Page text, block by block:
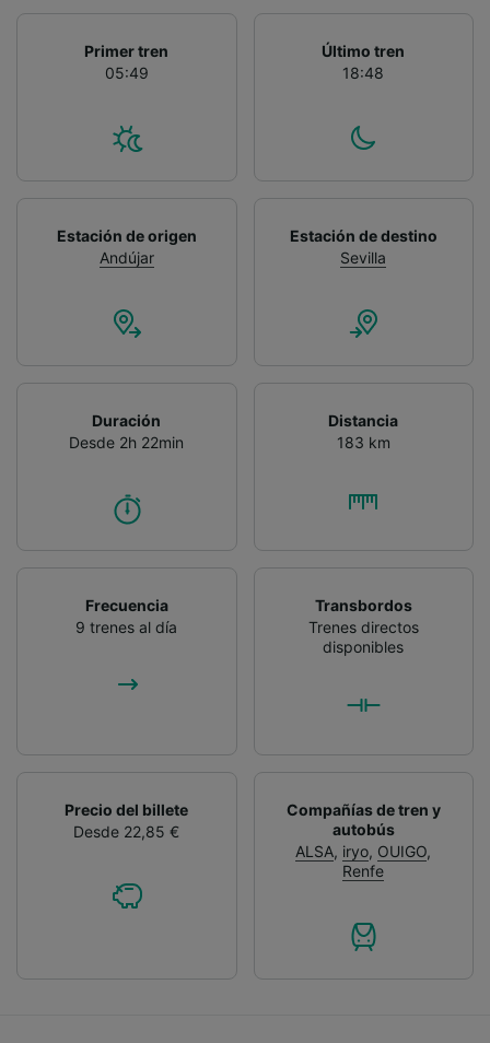
Primer tren
05:49
Último tren
18:48
Estación de origen
Andújar
Estación de destino
Sevilla
Duración
Desde 2h 22min
Distancia
183 km
Frecuencia
9 trenes al día
Transbordos
Trenes directos
disponibles
Precio del billete
Desde 22,85 €
Compañías de tren y
autobús
ALSA, iryo, OUIGO,
Renfe